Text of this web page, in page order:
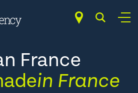
France
in France